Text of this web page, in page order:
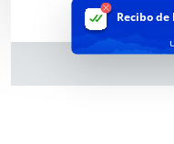
Recibo de